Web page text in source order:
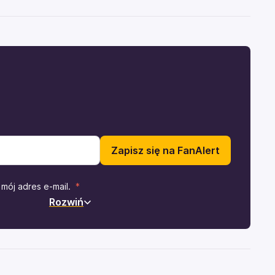
Zapisz się na FanAlert
adres e-mail.
Rozwiń